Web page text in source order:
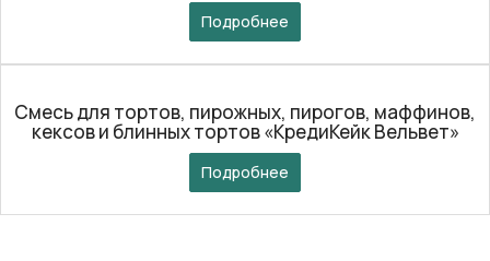
Подробнее
Смесь для тортов, пирожных, пирогов, маффинов,
кексов и блинных тортов «КредиКейк Вельвет»
Подробнее